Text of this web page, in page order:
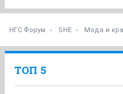
НГС.Форум SHE Мода и
ТОП 5